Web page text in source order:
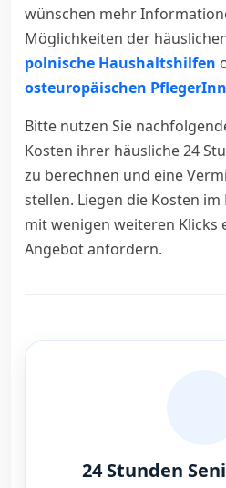
wünschen mehr
Möglichkeiten der
polnische Haushaltshilfen
osteuropäischen
Bitte nutzen Sie
Kosten ihrer häusliche 24
zu berechnen und eine
stellen. Liegen die Kosten
mit wenigen weiteren Klicks
Angebot anfordern.
24 Stunden